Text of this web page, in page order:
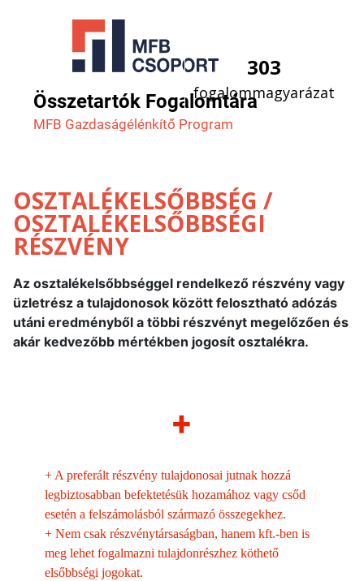
Összetartók Fogalomtára
MFB Gazdaság­élénkítő Program
303
fogalommagyarázat
OSZTALÉKELSŐBBSÉG /
OSZTALÉKELSŐBBSÉGI
RÉSZVÉNY
Az osztalékelsőbbséggel rendelkező részvény vagy
üzletrész a tulajdonosok között felosztható adózás
utáni eredményből a többi részvényt megelőzően és
akár kedvezőbb mértékben jogosít osztalékra.
+
+A preferált részvény tulajdonosai jutnak hozzá
legbiztosabban befektetésük hozamához vagy csőd
esetén a felszámolásból származó összegekhez.
+Nem csak részvénytársaságban, hanem kft.-ben is
meg lehet fogalmazni tulajdonrészhez köthető
elsőbbségi jogokat.